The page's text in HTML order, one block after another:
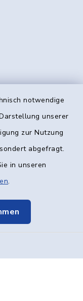
notwendige
unserer
zur Nutzung
abgefragt.
in unseren
.